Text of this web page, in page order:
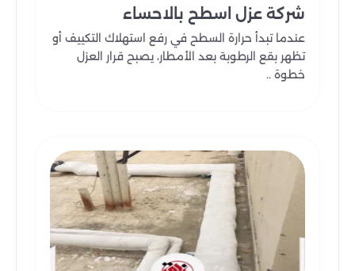
في تحسين كفاءة النظام وتقليل استهلاك الطاقة.
أسعار خدماتنا في الأحساء تختلف بناءً على حجم المشروع
ونوع الخدمة المطلوبة، حيث نوفر خيارات متعددة تتناسب
مع ميزانيات عملائنا. نحرص على تقديم تقديرات دقيقة
البال وحماية أنظمة المياه في منزلك أو منشأتك.
شركة عزل اسطح بالاحساء
عندما تبدأ حرارة السطح في رفع استهلاك التكييف أو
تظهر بقع الرطوبة بعد الأمطار، يصبح قرار العزل
خطوة ..